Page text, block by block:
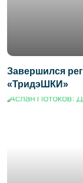
Завершился
«ТридэШКИ»